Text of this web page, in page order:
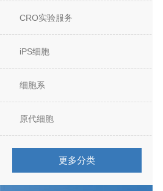
CRO实验服务
iPS细胞
细胞系
原代细胞
更多分类